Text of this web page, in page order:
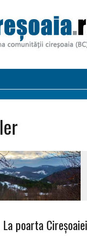
poarta Cireșoaiei